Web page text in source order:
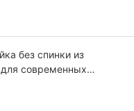
без спинки из
современных